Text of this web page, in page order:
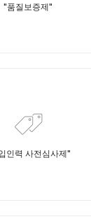
"품질보증제"
인력 사전심사제"